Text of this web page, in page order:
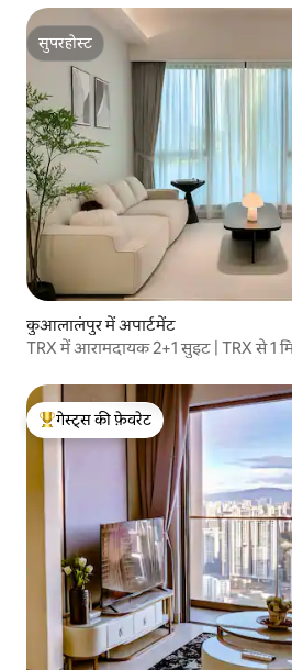
सुपरहोस्ट
सुपरहोस्ट
कुआलालंपुर में अपार्टमेंट
TRX में आरामदायक 2+1 सुइट | TRX से 1
गेस्ट्स का टॉप फ़ेवरेट
गेस्ट्स की फ़ेवरेट